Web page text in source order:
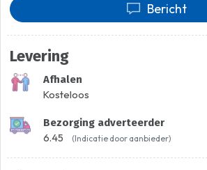
Bericht
Levering
Afhalen
Kosteloos
Bezorging adverteerder
6.45 (Indicatie door aanbieder)